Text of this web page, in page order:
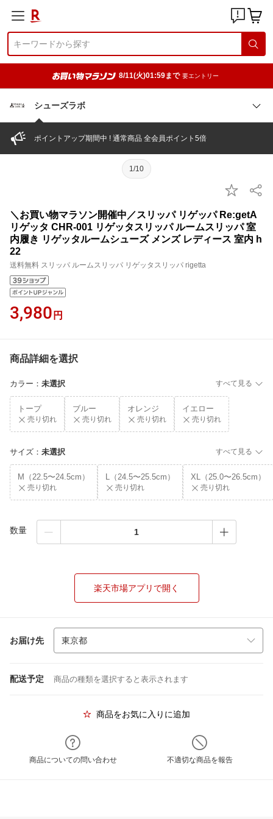
8/11(火)01:59まで 要エントリー
シューズラボ
ポイントアップ期間中 ! 通常商品 全会員ポイント5倍
1/10
＼お買い物マラソン開催中／スリッパ リゲッパ Re:getA
リゲッタ CHR-001 リゲッタスリッパ ルームスリッパ 室
内履き リゲッタルームシューズ メンズ レディース 室内 h
22
送料無料 スリッパ ルームスリッパ リゲッタスリッパ rigetta
3,980 円
商品詳細を選択
カラー ： 未選択 すべて見る
トープ
売り切れ
ブルー
売り切れ
オレンジ
売り切れ
イエロー
売り切れ
サイズ ： 未選択 すべて見る
M（22.5〜24.5cm）
売り切れ
L（24.5〜25.5cm）
売り切れ
XL（25.0〜26.5cm）
売り切れ
数量
楽天市場アプリで開く
お届け先
配送予定 商品の種類を選択すると表示されます
商品をお気に入りに追加
商品についての問い合わせ 不適切な商品を報告